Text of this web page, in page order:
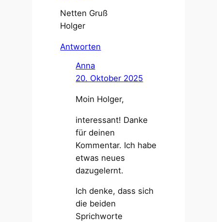
Netten Gruß
Holger
Antworten
Anna
20. Oktober 2025
Moin Holger,
interessant! Danke
für deinen
Kommentar. Ich habe
etwas neues
dazugelernt.
Ich denke, dass sich
die beiden
Sprichworte